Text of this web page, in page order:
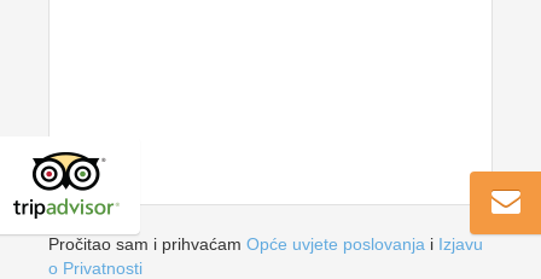
Pročitao sam i prihvaćam Opće uvjete poslovanja i Izjavu
o Privatnosti